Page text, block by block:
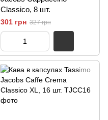
Classico, 8 шт.
301 грн 327 грн